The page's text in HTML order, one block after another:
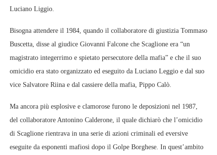
Luciano Liggio.
Bisogna attendere il 1984, quando il collaboratore di giustizia Tommaso
Buscetta, disse al giudice Giovanni Falcone che Scaglione era “un
magistrato integerrimo e spietato persecutore della mafia” e che il suo
omicidio era stato organizzato ed eseguito da Luciano Leggio e dal suo
vice Salvatore Riina e dal cassiere della mafia, Pippo Calò.
Ma ancora più esplosive e clamorose furono le deposizioni nel 1987,
del collaboratore Antonino Calderone, il quale dichiarò che l’omicidio
di Scaglione rientrava in una serie di azioni criminali ed eversive
eseguite da esponenti mafiosi dopo il Golpe Borghese. In quest’ambito